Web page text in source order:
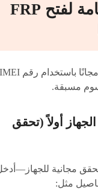
الجزء 3: الخطوات العامة لفتح FRP
تتيح لك بعض الخدمات محاولة فتح FRP مجانًا باستخدام رقم IMEI
مسبقة.
أولاً (تحقق
مجانية